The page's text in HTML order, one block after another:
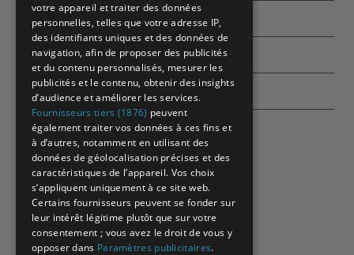
Partenaires
Contactez-nous
Echographes
votre appareil et traiter des données
personnelles, telles que votre adresse IP,
des identifiants uniques et des données de
navigation, afin de proposer des publicités
et du contenu personnalisés, mesurer les
publicités et le contenu, obtenir des insights
d’audience et améliorer les services.
Fournisseurs tiers (1876) peuvent
également traiter vos données à ces fins et
à d’autres, notamment en utilisant des
données de géolocalisation précises et des
caractéristiques de l’appareil. Vos choix
s’appliquent uniquement à ce site web.
Certains fournisseurs peuvent se fonder sur
leur intérêt légitime plutôt que sur votre
consentement ; vous avez le droit de vous y
opposer dans Paramètres publicitaires.